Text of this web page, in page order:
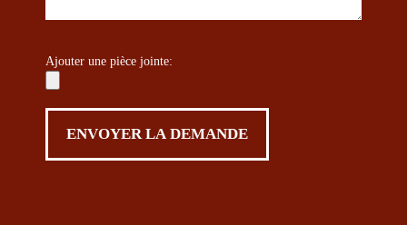
Ajouter une pièce jointe: